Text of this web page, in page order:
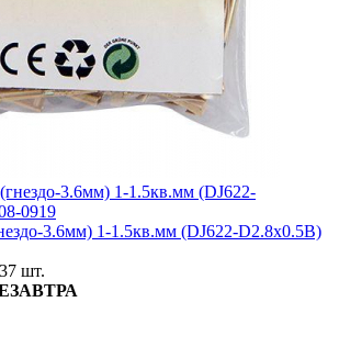
3.6мм) 1-1.5кв.мм (DJ622-D2.8х0.5B)
шт.